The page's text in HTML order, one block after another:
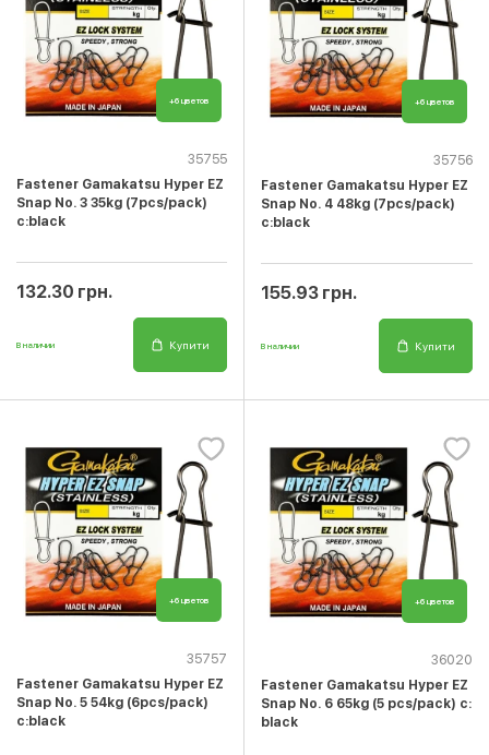
+6 цветов
35755
Fastener Gamakatsu Hyper EZ
Snap No. 3 35kg (7pcs/pack)
c:black
132.30 грн.
В наличии Купити
+6 цветов
35756
Fastener Gamakatsu Hyper EZ
Snap No. 4 48kg (7pcs/pack)
c:black
155.93 грн.
В наличии Купити
+6 цветов
35757
Fastener Gamakatsu Hyper EZ
Snap No. 5 54kg (6pcs/pack)
c:black
+6 цветов
36020
Fastener Gamakatsu Hyper EZ
Snap No. 6 65kg (5 pcs/pack) c:
black